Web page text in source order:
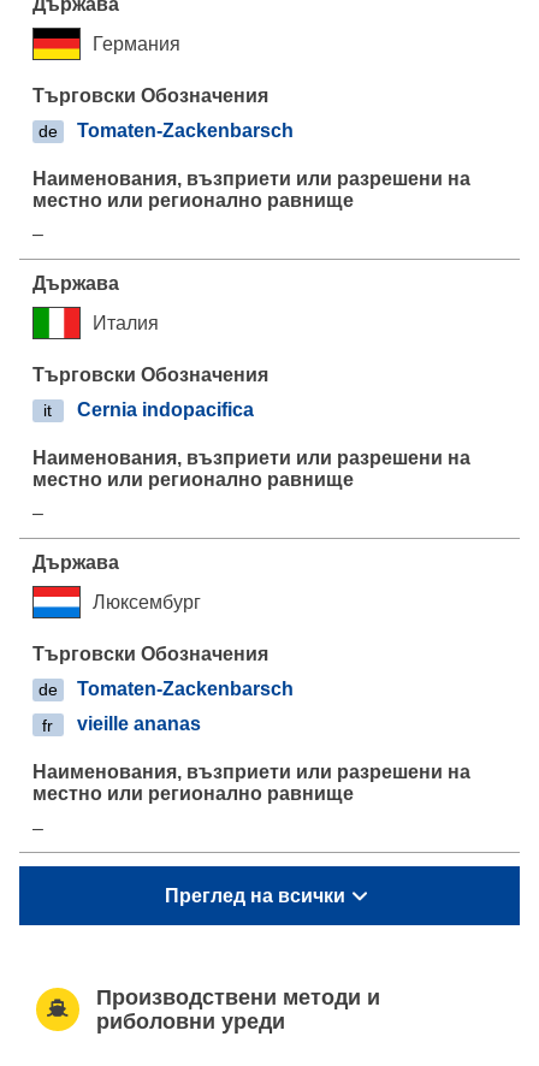
Германия
de Tomaten-Zackenbarsch
–
Италия
it Cernia indopacifica
–
Люксембург
de Tomaten-Zackenbarsch
fr vieille ananas
–
Преглед на всички
Производствени методи и
риболовни уреди